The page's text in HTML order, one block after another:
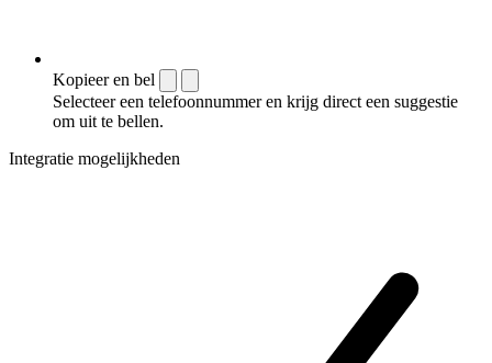
Kopieer en bel
Selecteer een telefoonnummer en krijg direct een suggestie
om uit te bellen.
Integratie mogelijkheden